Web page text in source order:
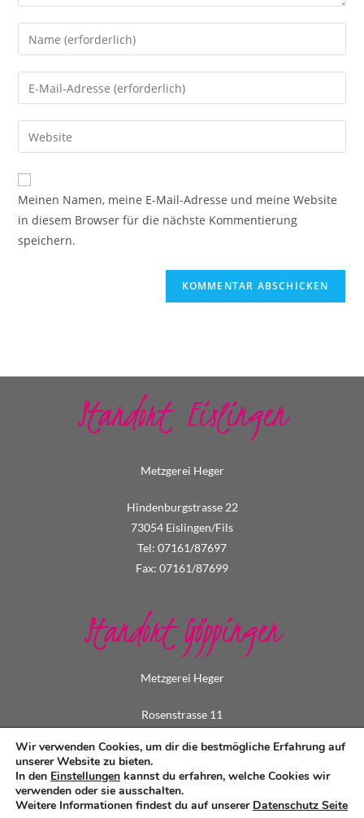
Meinen Namen, meine E-Mail-Adresse und meine Website
in diesem Browser für die nächste Kommentierung
speichern.
Standort Eislingen
Metzgerei Heger
Hindenburgstrasse 22
73054 Eislingen/Fils
Tel: 07161/87697
Fax: 07161/87699
Standort Göppingen
Metzgerei Heger
Rosenstrasse 11
Tel: 07161/73495
Fax: 07161/79549
Wir verwenden Cookies, um dir die bestmögliche Erfahrung auf
unserer Website zu bieten.
In den Einstellungen kannst du erfahren, welche Cookies wir
verwenden oder sie ausschalten.
Weitere Informationen findest du auf unserer Datenschutz Seite